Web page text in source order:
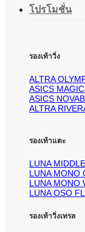
โปรโมชั่น
รองเท้าวิ่ง
ALTRA
ASICS
ASICS
ALTRA
รองเท้าแตะ
LUNA
LUNA MONO
LUNA MONO
LUNA OSO
รองเท้าวิ่งเทรล